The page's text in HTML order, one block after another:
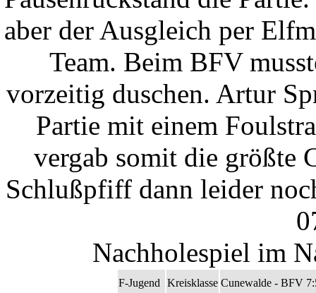
aber der Ausgleich per
Team. Beim BFV
vorzeitig duschen. Artur
Partie mit einem
vergab somit die größte
Schlußpfiff dann leider
Nachholespiel im
F-Jugend Kreisklasse Cunewalde - BFV